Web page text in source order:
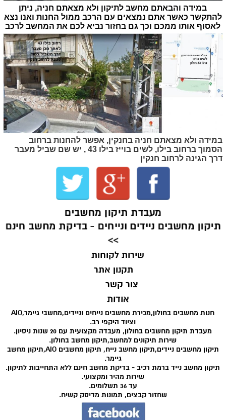
צור קשר
אודות
תקנון אתר
שירות לקוחות
חנות מחשבים בחולון,מכירת מחשבים נייחים וניידים,מחשבי גיימר,AIO
וציוד היקפי רב.
מעבדת תיקון מחשבים בחולון, מעבדה מקצועית עם 20 שנות ניסיון.
שירות תיקונים למחשב,תיקון מחשב בחולון.
תיקון מחשבים ניידים,תיקון מחשב נייח, תיקון מחשבים AIO,תיקון מחשב
גיימר.
תיקון מחשב נייד ברמת רכיב - בדיקת מחשב חינם ללא התחייבות לתיקון.
שירות מהיר ומקצועי.
עד 36 תשלומים.
שחזור קבצים, תמונות מדיסק קשיח.
מעבדת תיקון מחשבים
תיקון מחשבים ניידים ונייחים - בדיקת מחשב חינם
>>
במידה והבאתם מחשב לתיקון ולא מצאתם חניה, ניתן
להתקשר כאשר אתם נמצאים עם הרכב ממול החנות ואנו נצא
לאסוף אותו ממכם וכך גם בחזור נביא לכם את המחשב לרכב
במידה ולא מצאתם חניה בחנקין, אפשר להחנות ברחוב
הסמוך ברחוב בילו, לשים בוייז בילו 43 , יש שם שביל מעבר
דרך הגינה לרחוב חנקין